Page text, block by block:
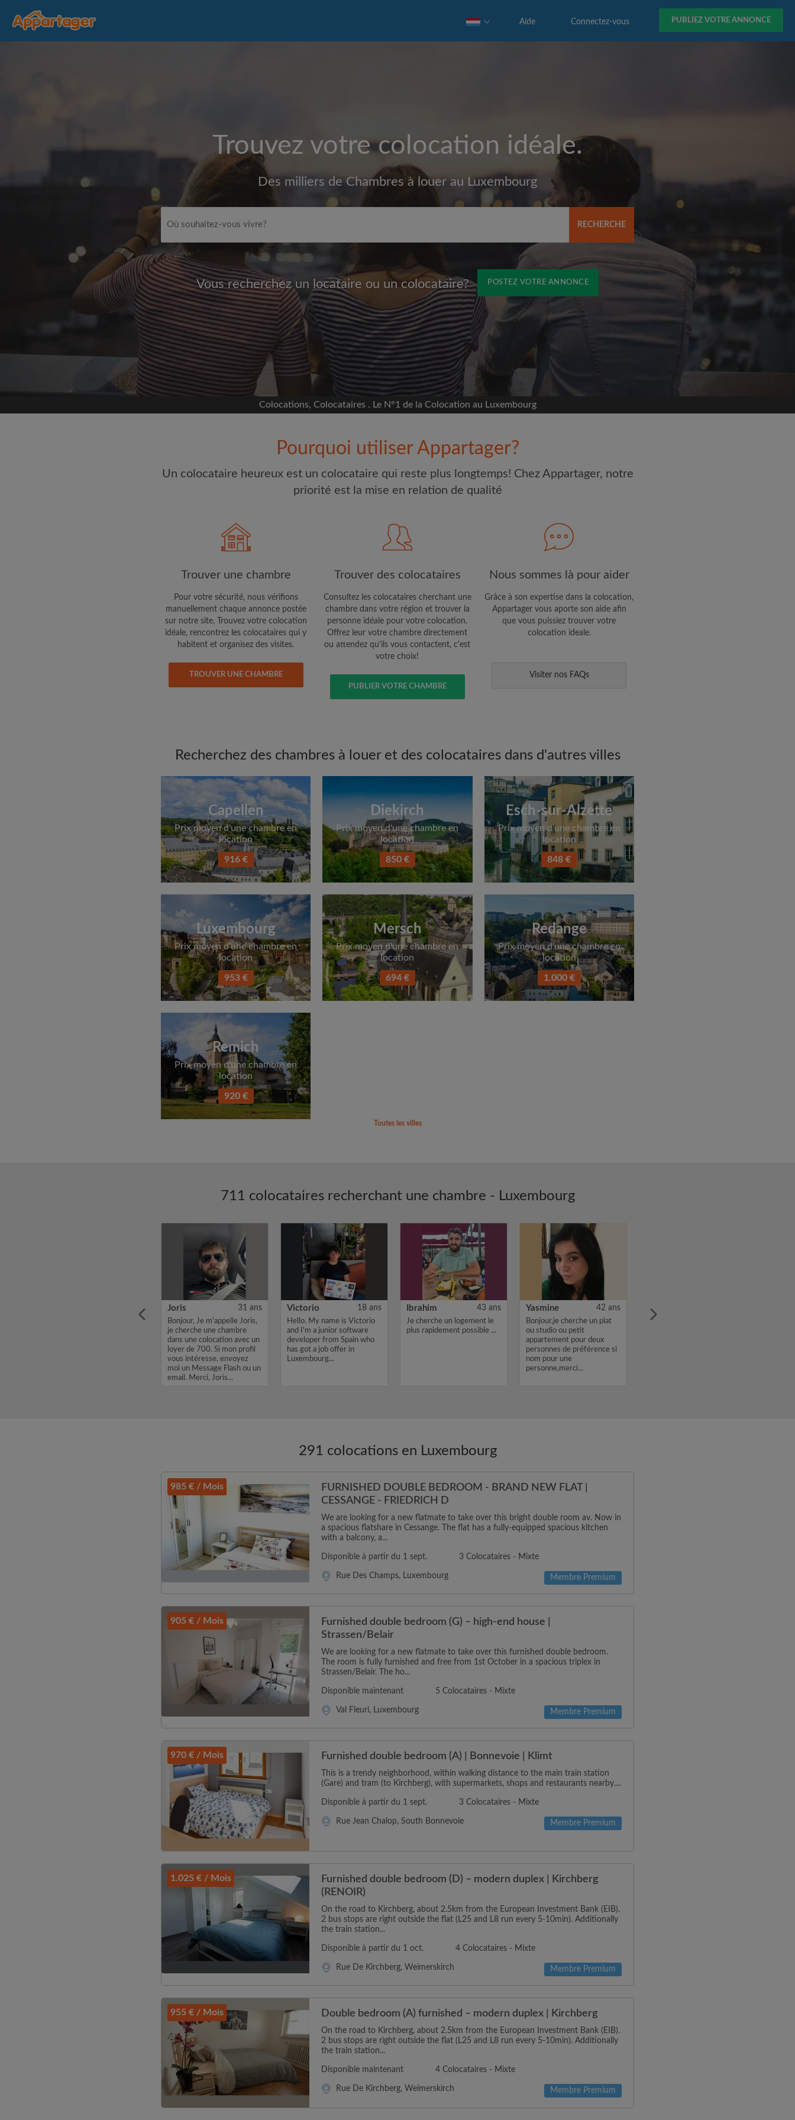
PUBLIEZ VOTRE ANNONCE
Connectez-vous
Aide
Trouvez votre colocation idéale.
Des milliers de Chambres à louer au Luxembourg
RECHERCHE
Vous recherchez un locataire ou un colocataire? POSTEZ VOTRE ANNONCE
Inscrivez-vous avec Facebook
Nous ne publierons jamais sur votre page sans
votre accord
Trouvez votre colocation
Faites une recherche selon ce qui vous
Recevez des alertes pour toute nouvelle
annonce correspondant à vos critères
Faites part aux propriétaires et aux
colocataires de ce que vous cherchez
exactement
Prénom
Adresse email
Mot de passe
et ai pris connaissance de la
Je souhaite recevoir des offres exclusives et des mises à
jour du compte par e-mail
Colocations, Colocataires . Le N°1 de la Colocation au Luxembourg
Pourquoi utiliser Appartager?
Un colocataire heureux est un colocataire qui reste plus longtemps! Chez Appartager, notre
priorité est la mise en relation de qualité
Trouver une chambre
Pour votre sécurité, nous vérifions
manuellement chaque annonce postée
sur notre site. Trouvez votre colocation
idéale, rencontrez les colocataires qui y
habitent et organisez des visites.
TROUVER UNE CHAMBRE
Trouver des colocataires
Consultez les colocataires cherchant une
chambre dans votre région et trouver la
personne idéale pour votre colocation.
Offrez leur votre chambre directement
ou attendez qu'ils vous contactent, c'est
votre choix!
PUBLIER VOTRE CHAMBRE
Nous sommes là pour aider
Grâce à son expertise dans la colocation,
Appartager vous aporte son aide afin
que vous puissiez trouver votre
colocation ideale.
Visiter nos FAQs
Recherchez des chambres à louer et des colocataires dans d'autres villes
Capellen
Prix moyen d'une chambre en
location
916 €
Diekirch
Prix moyen d'une chambre en
location
850 €
Esch-sur-Alzette
Prix moyen d'une chambre en
location
848 €
Luxembourg
Prix moyen d'une chambre en
location
953 €
Mersch
Prix moyen d'une chambre en
location
694 €
Redange
Prix moyen d'une chambre en
location
1.000 €
Remich
Prix moyen d'une chambre en
location
920 €
Toutes les villes
711 colocataires recherchant une chambre - Luxembourg
Joris 31 ans
Bonjour, Je m'appelle Joris,
je cherche une chambre
dans une colocation avec un
loyer de 700. Si mon profil
vous intéresse, envoyez
moi un Message Flash ou un
email. Merci, Joris...
Victorio 18 ans
Hello. My name is Victorio
and I'm a junior software
developer from Spain who
has got a job offer in
Luxembourg...
Ibrahim 43 ans
Je cherche un logement le
plus rapidement possible ...
Yasmine 42 ans
Bonjour,je cherche un plat
ou studio ou petit
appartement pour deux
personnes de préférence si
nom pour une
personne,merci...
291 colocations en Luxembourg
985 € / Mois
FURNISHED DOUBLE BEDROOM - BRAND NEW FLAT |
CESSANGE - FRIEDRICH D
We are looking for a new flatmate to take over this bright double room av. Now in
a spacious flatshare in Cessange. The flat has a fully-equipped spacious kitchen
with a balcony, a...
Disponible à partir du 1 sept. 3 Colocataires - Mixte
Rue Des Champs, Luxembourg Membre Premium
905 € / Mois
Furnished double bedroom (G) – high-end house |
Strassen/Belair
We are looking for a new flatmate to take over this furnished double bedroom.
The room is fully furnished and free from 1st October in a spacious triplex in
Strassen/Belair. The ho...
Disponible maintenant 5 Colocataires - Mixte
Val Fleuri, Luxembourg Membre Premium
970 € / Mois Furnished double bedroom (A) | Bonnevoie | Klimt
This is a trendy neighborhood, within walking distance to the main train station
(Gare) and tram (to Kirchberg), with supermarkets, shops and restaurants nearby....
Disponible à partir du 1 sept. 3 Colocataires - Mixte
Rue Jean Chalop, South Bonnevoie Membre Premium
1.025 € / Mois
Furnished double bedroom (D) – modern duplex | Kirchberg
(RENOIR)
On the road to Kirchberg, about 2.5km from the European Investment Bank (EIB).
2 bus stops are right outside the flat (L25 and L8 run every 5-10min). Additionally
the train station...
Disponible à partir du 1 oct. 4 Colocataires - Mixte
Rue De Kirchberg, Weimerskirch Membre Premium
955 € / Mois Double bedroom (A) furnished – modern duplex | Kirchberg
On the road to Kirchberg, about 2.5km from the European Investment Bank (EIB).
2 bus stops are right outside the flat (L25 and L8 run every 5-10min). Additionally
the train station...
Disponible maintenant 4 Colocataires - Mixte
Rue De Kirchberg, Weimerskirch Membre Premium